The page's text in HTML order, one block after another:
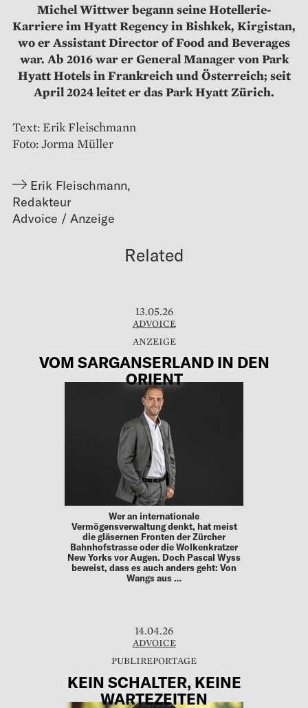
Michel Wittwer begann seine Hotellerie-
Karriere im Hyatt Regency in Bishkek, Kirgistan,
wo er Assistant Director of Food and Beverages
war. Ab 2016 war er General Manager von Park
Hyatt Hotels in Frankreich und Österreich; seit
April 2024 leitet er das Park Hyatt Zürich.
Text: Erik Fleischmann
Foto: Jorma Müller
Erik Fleischmann,
Redakteur
Related
13.05.26
ADVOICE
VOM SARGANSERLAND IN DEN
ORIENT
Wer an internationale
Vermögensverwaltung denkt, hat meist
die gläsernen Fronten der Zürcher
Bahnhofstrasse oder die Wolkenkratzer
New Yorks vor Augen. Doch Pascal Wyss
beweist, dass es auch anders geht: Von
Wangs aus …
14.04.26
ADVOICE
KEIN SCHALTER, KEINE
WARTEZEITEN